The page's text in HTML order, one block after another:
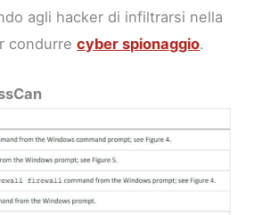
agli hacker di infiltrarsi nella
condurrecyber spionaggio.